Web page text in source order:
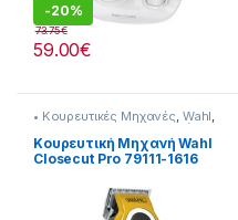
-20%
59.00€
73.75€
• Κουρευτικές Μηχανές, Wahl,
Για τον Ανδρα Προσωπική
Φροντίδα
Κουρευτική Μηχανή Wahl
Closecut Pro 79111-1616